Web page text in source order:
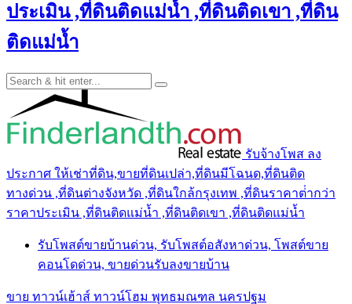
ประเมิน ,ที่ดินติดแม่น้ำ ,ที่ดินติดเขา ,ที่ดิน
ติดแม่น้ำ
รับจ้างโพส ลง
ประกาศ ให้เช่าที่ดิน,ขายที่ดินเปล่า,ที่ดินมีโฉนด,ที่ดินติด
ทางด่วน ,ที่ดินต่างจังหวัด ,ที่ดินใกล้กรุงเทพ ,ที่ดินราคาต่ํากว่า
ราคาประเมิน ,ที่ดินติดแม่น้ำ ,ที่ดินติดเขา ,ที่ดินติดแม่น้ำ
รับโพสต์ขายบ้านด่วน, รับโพสต์อสังหาด่วน, โพสต์ขาย
คอนโดด่วน, ขายด่วนรับลงขายบ้าน
ขาย ทาวน์เฮ้าส์ ทาวน์โฮม พุทธมณฑล นครปฐม